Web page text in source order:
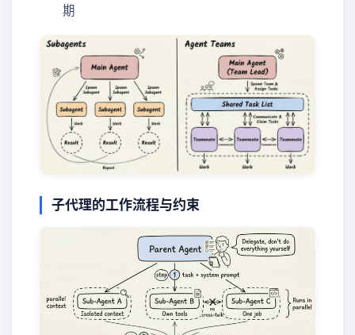
期
子代理的工作流程与约束